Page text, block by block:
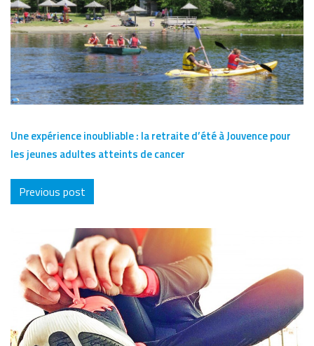
Une expérience inoubliable : la retraite d’été à Jouvence pour
les jeunes adultes atteints de cancer
Previous post